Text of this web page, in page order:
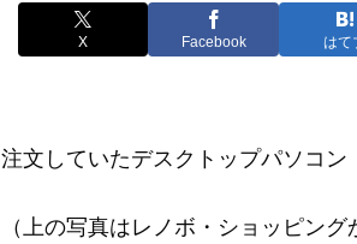
X Facebook はて
注文していたデスクトップパソコン
（上の写真はレノボ・ショッピン